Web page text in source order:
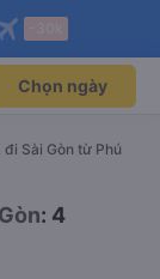
Mở app
Mở app
Chọn ngày
đi Sài Gòn từ Phú
: 4